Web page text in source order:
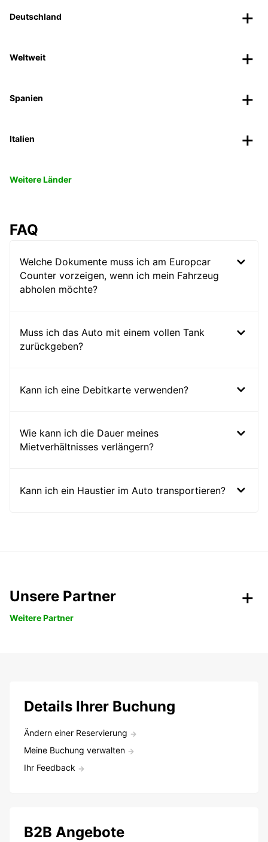
Deutschland
Weltweit
Spanien
Italien
Weitere Länder
FAQ
Welche Dokumente muss ich am Europcar
Counter vorzeigen, wenn ich mein Fahrzeug
abholen möchte?
Muss ich das Auto mit einem vollen Tank
zurückgeben?
Kann ich eine Debitkarte verwenden?
Wie kann ich die Dauer meines
Mietverhältnisses verlängern?
Kann ich ein Haustier im Auto transportieren?
Unsere Partner
Weitere Partner
Details Ihrer Buchung
Ändern einer Reservierung
Meine Buchung verwalten
Ihr Feedback
B2B Angebote